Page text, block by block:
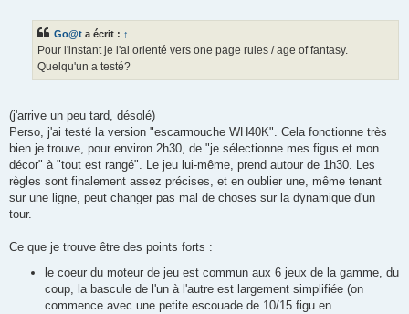
Go@t a écrit : ↑
Pour l'instant je l'ai orienté vers one page rules / age of fantasy.
Quelqu'un a testé?
(j'arrive un peu tard, désolé)
Perso, j'ai testé la version "escarmouche WH40K". Cela fonctionne très
bien je trouve, pour environ 2h30, de "je sélectionne mes figus et mon
décor" à "tout est rangé". Le jeu lui-même, prend autour de 1h30. Les
règles sont finalement assez précises, et en oublier une, même tenant
sur une ligne, peut changer pas mal de choses sur la dynamique d'un
tour.
Ce que je trouve être des points forts :
le coeur du moteur de jeu est commun aux 6 jeux de la gamme, du
coup, la bascule de l'un à l'autre est largement simplifiée (on
commence avec une petite escouade de 10/15 figu en